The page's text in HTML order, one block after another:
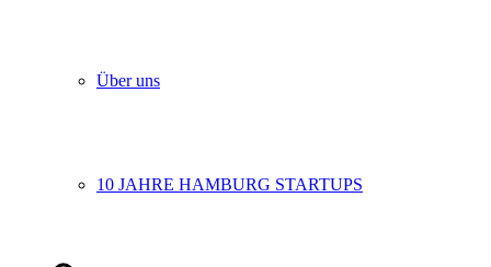
Über uns
10 JAHRE HAMBURG STARTUPS